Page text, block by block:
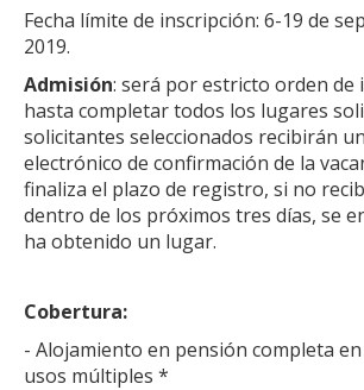
Fecha límite de inscripción: 6-19 de
2019.
Admisión: será por estricto orden de
hasta completar todos los lugares
solicitantes seleccionados recibirán
electrónico de confirmación de la
finaliza el plazo de registro, si no
dentro de los próximos tres días, se
ha obtenido un lugar.
Cobertura:
- Alojamiento en pensión completa
usos múltiples *